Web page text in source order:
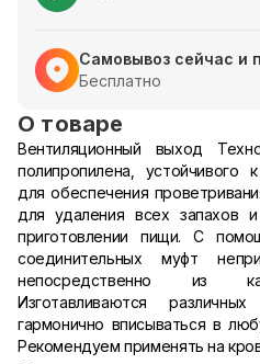
Самовывоз сейчас и
Бесплатно
О товаре
Вентиляционный выход
полипропилена, устойчивого
для обеспечения
для удаления всех запахов
приготовлении пищи. C
соединительных муфт
непосредственно из
Изготавливаются
гармонично вписываться в
Рекомендуем применять на